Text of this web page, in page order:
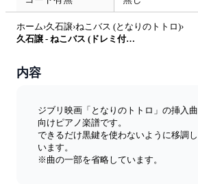
ホーム›久石譲›ねこバス (となりのトトロ)›
久石譲 - ねこバス (ドレミ付き簡単楽譜) by ピアノ塾
内容
ジブリ映画「となりのトトロ」の挿入
向けピアノ楽譜です。
できるだけ黒鍵を使わないように移調
います。
※曲の一部を省略しています。